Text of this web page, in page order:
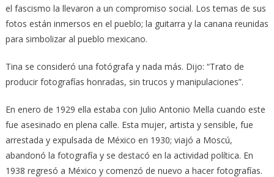
el fascismo la llevaron a un compromiso social. Los temas de sus
fotos están inmersos en el pueblo; la guitarra y la canana reunidas
para simbolizar al pueblo mexicano.
Tina se consideró una fotógrafa y nada más. Dijo: “Trato de
producir fotografías honradas, sin trucos y manipulaciones”.
En enero de 1929 ella estaba con Julio Antonio Mella cuando este
fue asesinado en plena calle. Esta mujer, artista y sensible, fue
arrestada y expulsada de México en 1930; viajó a Moscú,
abandonó la fotografía y se destacó en la actividad política. En
1938 regresó a México y comenzó de nuevo a hacer fotografías.